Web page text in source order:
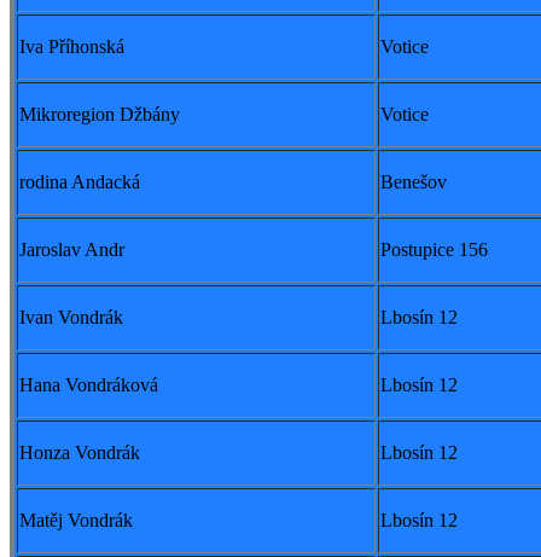
Iva Příhonská Votice
Mikroregion Džbány Votice
rodina Andacká Benešov
Jaroslav Andr Postupice 156
Ivan Vondrák Lbosín 12
Hana Vondráková Lbosín 12
Honza Vondrák Lbosín 12
Matěj Vondrák Lbosín 12